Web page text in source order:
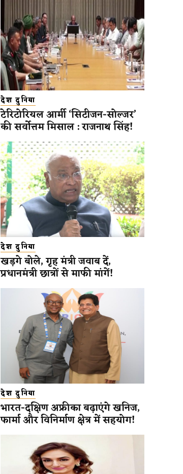
देश दुनिया
टेरिटोरियल आर्मी ‘सिटीजन-सोल्जर’
की सर्वोत्तम मिसाल : राजनाथ सिंह!
देश दुनिया
खड़गे बोले, गृह मंत्री जवाब दें,
प्रधानमंत्री छात्रों से माफी मांगें!
देश दुनिया
भारत-दक्षिण अफ्रीका बढ़ाएंगे खनिज,
फार्मा और विनिर्माण क्षेत्र में सहयोग!